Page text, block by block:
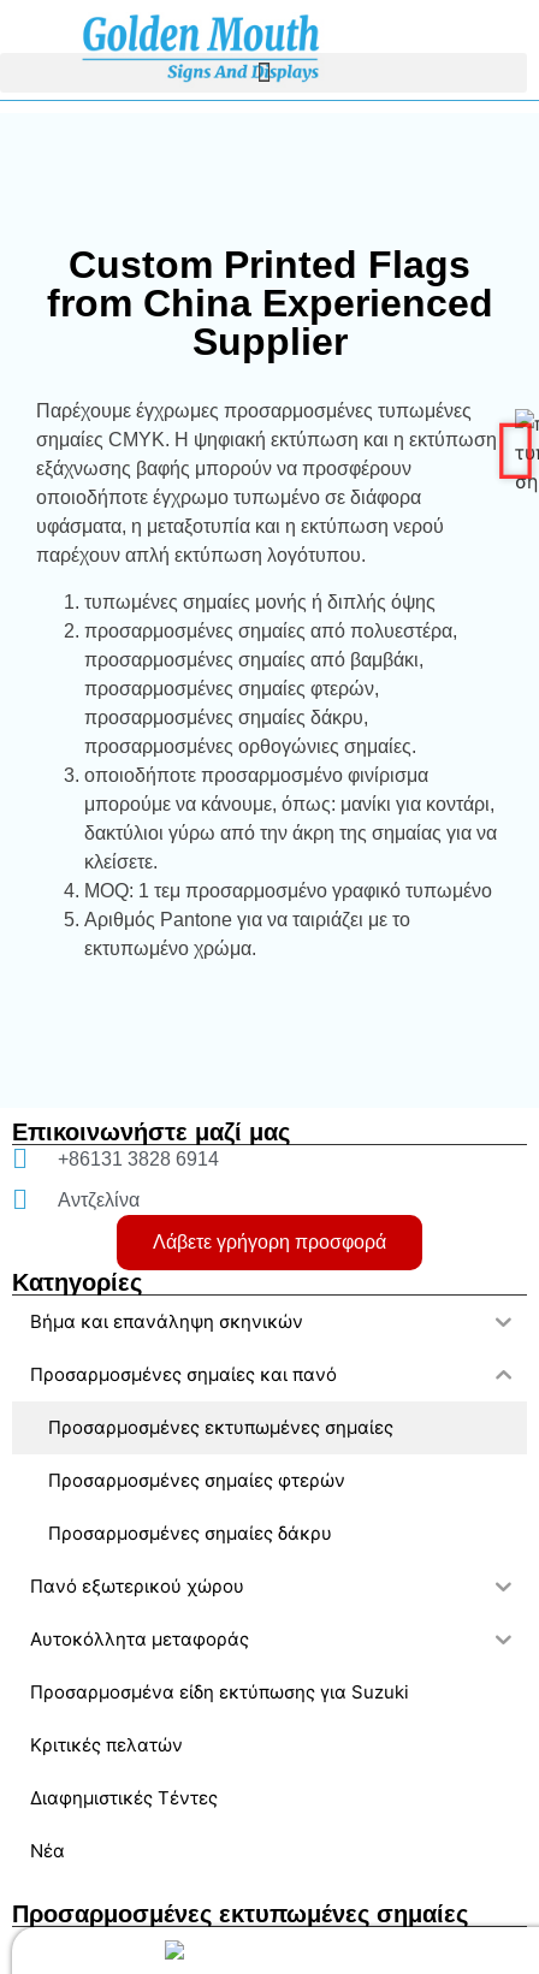
Custom Printed Flags
from China Experienced
Supplier
Παρέχουμε έγχρωμες προσαρμοσμένες τυπωμένες
σημαίες CMYK. Η ψηφιακή εκτύπωση και η εκτύπωση
εξάχνωσης βαφής μπορούν να προσφέρουν
οποιοδήποτε έγχρωμο τυπωμένο σε διάφορα
υφάσματα, η μεταξοτυπία και η εκτύπωση νερού
παρέχουν απλή εκτύπωση λογότυπου.
τυπωμένες σημαίες μονής ή διπλής όψης
προσαρμοσμένες σημαίες από πολυεστέρα,
προσαρμοσμένες σημαίες από βαμβάκι,
προσαρμοσμένες σημαίες φτερών,
προσαρμοσμένες σημαίες δάκρυ,
προσαρμοσμένες ορθογώνιες σημαίες.
οποιοδήποτε προσαρμοσμένο φινίρισμα
μπορούμε να κάνουμε, όπως: μανίκι για κοντάρι,
δακτύλιοι γύρω από την άκρη της σημαίας για να
κλείσετε.
MOQ: 1 τεμ προσαρμοσμένο γραφικό τυπωμένο
Αριθμός Pantone για να ταιριάζει με το
εκτυπωμένο χρώμα.
Επικοινωνήστε μαζί μας
+86131 3828 6914
Αντζελίνα
Λάβετε γρήγορη προσφορά
Κατηγορίες
Βήμα και επανάληψη σκηνικών
Προσαρμοσμένες σημαίες και πανό
Προσαρμοσμένες εκτυπωμένες σημαίες
Προσαρμοσμένες σημαίες φτερών
Προσαρμοσμένες σημαίες δάκρυ
Πανό εξωτερικού χώρου
Αυτοκόλλητα μεταφοράς
Προσαρμοσμένα είδη εκτύπωσης για Suzuki
Κριτικές πελατών
Διαφημιστικές Τέντες
Νέα
Προσαρμοσμένες εκτυπωμένες σημαίες